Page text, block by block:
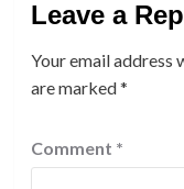
Leave a
Your email address
are marked*
Comment *